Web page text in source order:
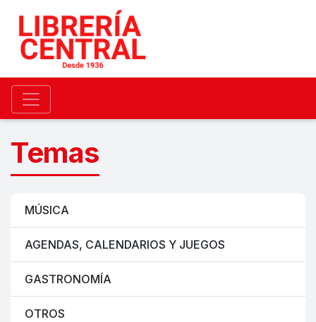
Temas
MÚSICA
AGENDAS, CALENDARIOS Y JUEGOS
GASTRONOMÍA
OTROS